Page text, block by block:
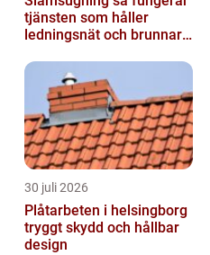
tjänsten som håller
ledningsnät och brunnar i
30 juli 2026
Plåtarbeten i helsingborg
tryggt skydd och hållbar
design